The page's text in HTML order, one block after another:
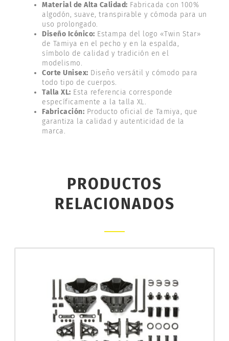
Material de Alta Calidad: Fabricada con 100%
algodón, suave, transpirable y cómoda para un
uso prolongado.
Diseño Icónico: Estampa del logo «Twin Star»
de Tamiya en el pecho y en la espalda,
símbolo de calidad y tradición en el
modelismo.
Corte Unisex: Diseño versátil y cómodo para
todo tipo de cuerpos.
Talla XL: Esta referencia corresponde
específicamente a la talla XL.
Fabricación: Producto oficial de Tamiya, que
garantiza la calidad y autenticidad de la
marca.
PRODUCTOS
RELACIONADOS